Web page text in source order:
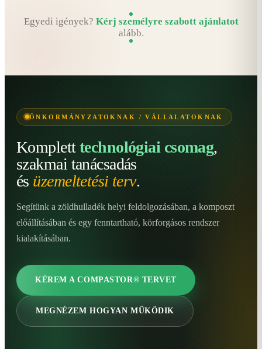
Egyedi igények? Kérj személyre szabott ajánlatot
alább.
ÖNKORMÁNYZATOKNAK / VÁLLALATOKNAK
Kompletttechnológiai csomag,
szakmai tanácsadás
és üzemeltetési terv.
Segítünk a zöldhulladék helyi feldolgozásában, a komposzt
előállításában és egy fenntartható, körforgásos rendszer
kialakításában.
KÉREM A COMPASTOR® TERVET
MEGNÉZEM HOGYAN MŰKÖDIK